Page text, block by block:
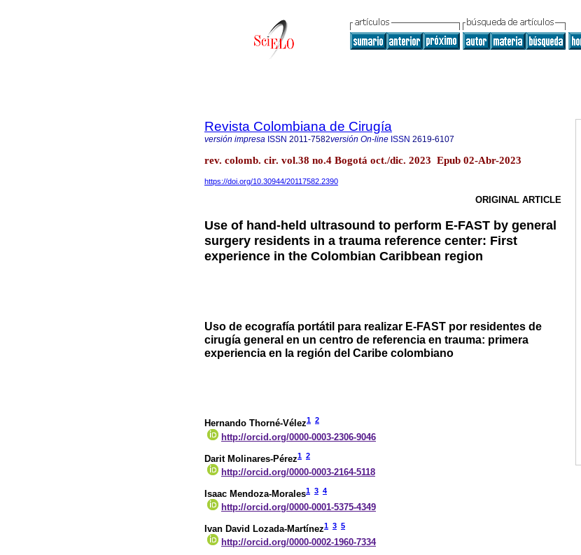
Revista Colombiana de Cirugía
versión impresa ISSN 2011-7582versión On-line ISSN 2619-6107
rev. colomb. cir. vol.38 no.4 Bogotá oct./dic. 2023 Epub 02-Abr-2023
https://doi.org/10.30944/20117582.2390
ORIGINAL ARTICLE
Use of hand-held ultrasound to perform E-FAST by general
surgery residents in a trauma reference center: First
experience in the Colombian Caribbean region
Uso de ecografía portátil para realizar E-FAST por residentes de
cirugía general en un centro de referencia en trauma: primera
experiencia en la región del Caribe colombiano
Hernando Thorné-Vélez1 2
http://orcid.org/0000-0003-2306-9046
Darit Molinares-Pérez1 2
http://orcid.org/0000-0003-2164-5118
Isaac Mendoza-Morales1 3 4
http://orcid.org/0000-0001-5375-4349
Ivan David Lozada-Martínez1 3 5
http://orcid.org/0000-0002-1960-7334